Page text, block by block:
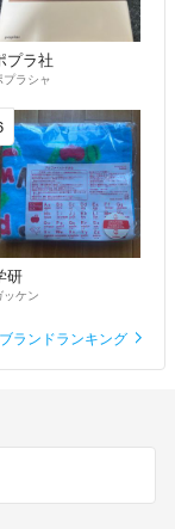
プラ社
プラシャ
研
ッケン
ランドランキング